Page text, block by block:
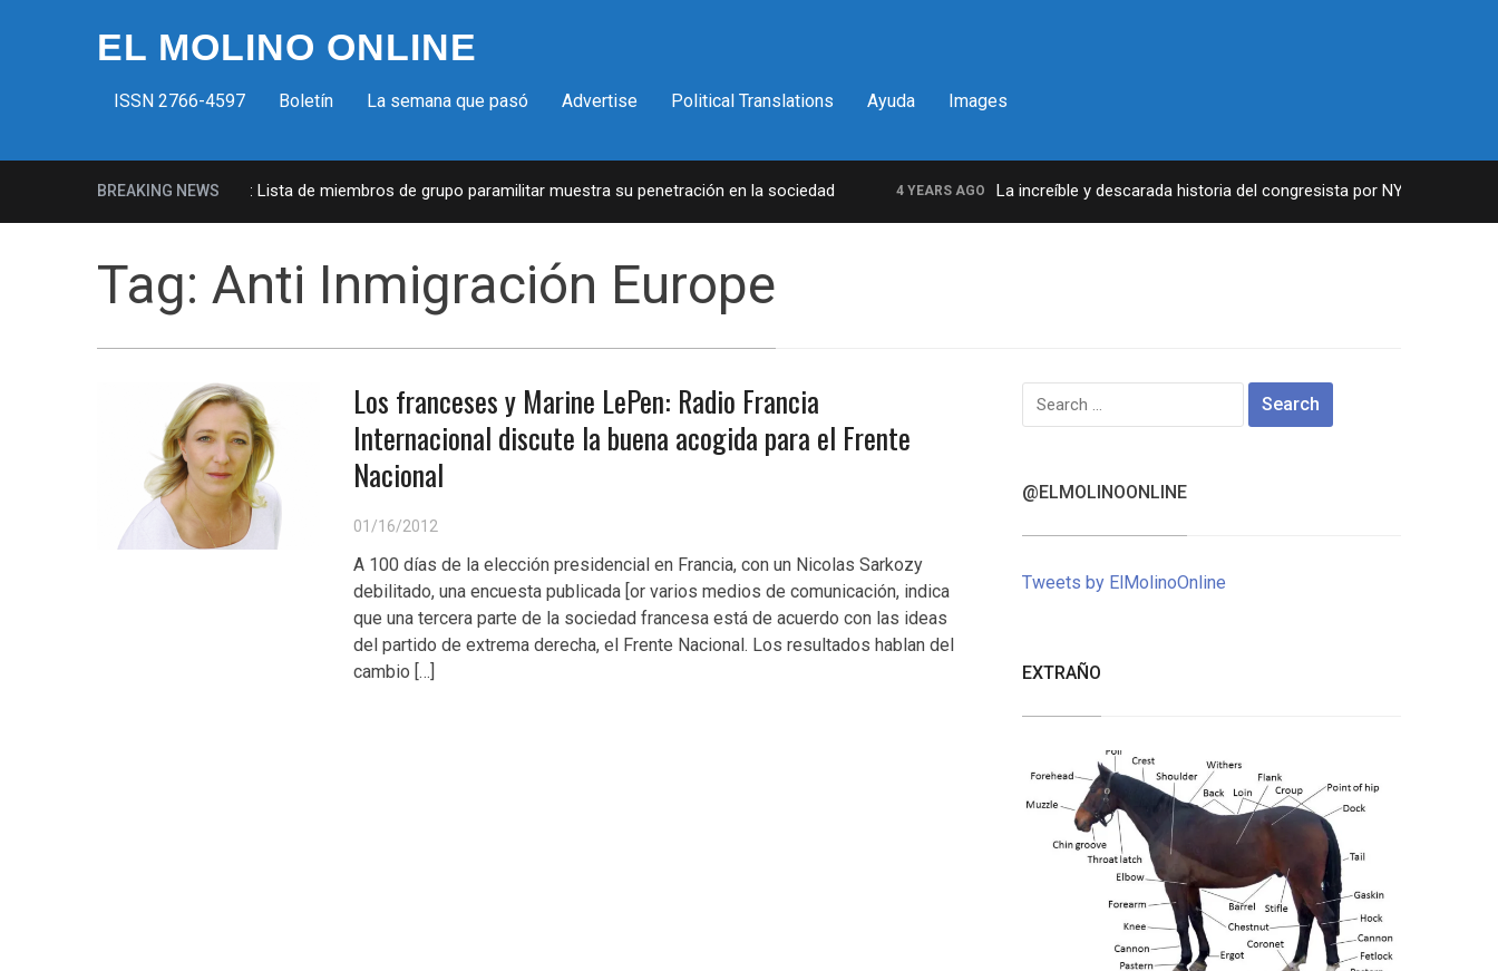
EL MOLINO ONLINE
ISSN 2766-4597 Boletín La semana que pasó Advertise Political Translations Ayuda Images
BREAKING NEWS
Milicias fascistas en EUA: Lista de miembros de grupo paramilitar muestra su penetración en la sociedad 4 YEARS AGO La increíble y descarada historia del congresista por NY George Santos
Tag: Anti Inmigración Europe
Los franceses y Marine LePen: Radio Francia
Internacional discute la buena acogida para el Frente
Nacional
01/16/2012
A 100 días de la elección presidencial en Francia, con un Nicolas Sarkozy
debilitado, una encuesta publicada [or varios medios de comunicación, indica
que una tercera parte de la sociedad francesa está de acuerdo con las ideas
del partido de extrema derecha, el Frente Nacional. Los resultados hablan del
cambio […]
Search
for:
@ELMOLINOONLINE
Tweets by ElMolinoOnline
EXTRAÑO